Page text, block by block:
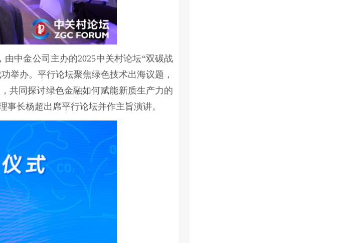
中金公司主办的2025中关村论坛“双碳战
举办。平行论坛聚焦绿色技术出海议题，
共同探讨绿色金融如何赋能新质生产力的
长杨超出席平行论坛并作主旨演讲。